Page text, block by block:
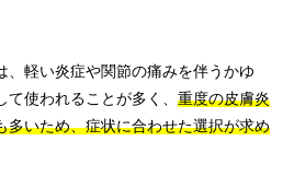
、軽い炎症や関節の痛みを伴うかゆ
使われることが多く、 重度の皮膚炎
多いため、症状に合わせた選択が求め